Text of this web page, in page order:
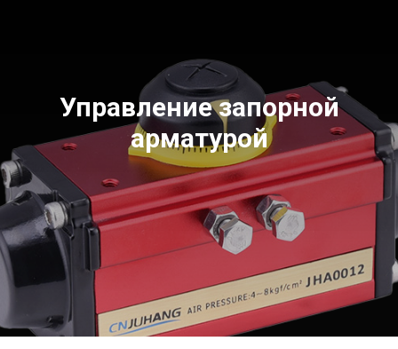
Управление запорной
арматурой